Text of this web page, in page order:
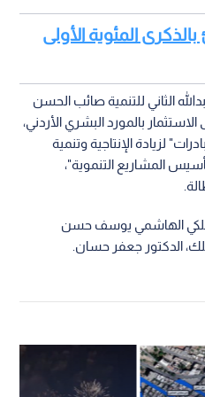
المئوية الأولى
الثاني للتنمية صائب الحسن
بالمورد البشري الأردني،
لزيادة الإنتاجية وتنمية
المشاريع التنموية"،
الهاشمي يوسف حسن
الدكتور جعفر حسان.